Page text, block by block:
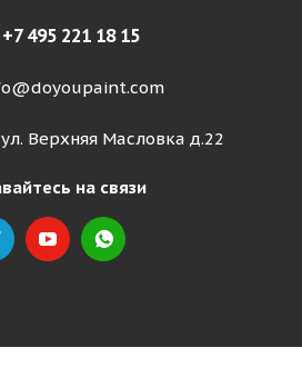
+7 495 221 18 15
Верхняя Масловка д.22
на связи